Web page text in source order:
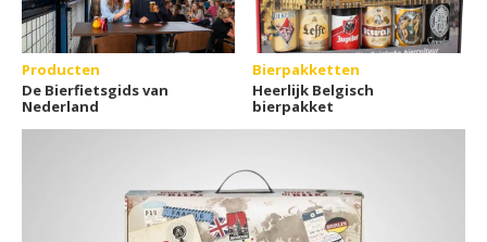
Producten
De Bierfietsgids van
Nederland
Bierpakketten
Heerlijk Belgisch
bierpakket